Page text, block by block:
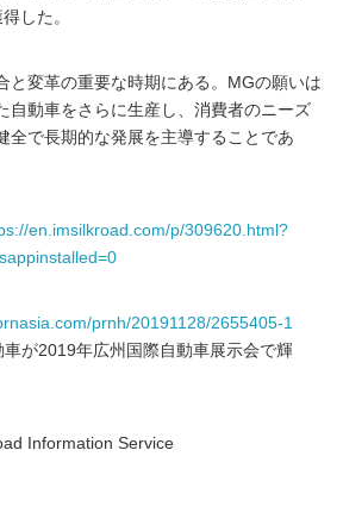
した。
と変革の重要な時期にある。MGの願いは
自動車をさらに生産し、消費者のニーズ
全で長期的な発展を主導することであ
en.imsilkroad.com/p/309620.html?
prnh/20191128/2655405-1
車が2019年広州国際自動車展示会で輝
Information Service